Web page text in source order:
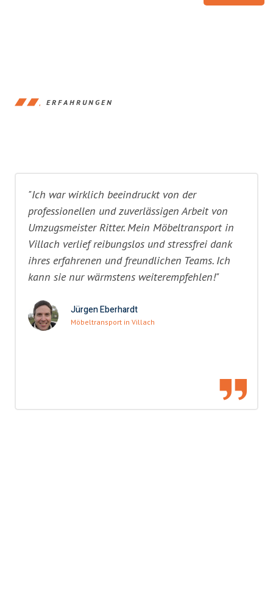
ERFAHRUNGEN
"Ich war wirklich beeindruckt von der
professionellen und zuverlässigen Arbeit von
Umzugsmeister Ritter. Mein Möbeltransport in
Villach verlief reibungslos und stressfrei dank
ihres erfahrenen und freundlichen Teams. Ich
kann sie nur wärmstens weiterempfehlen!"
Jürgen Eberhardt
Möbeltransport in Villach